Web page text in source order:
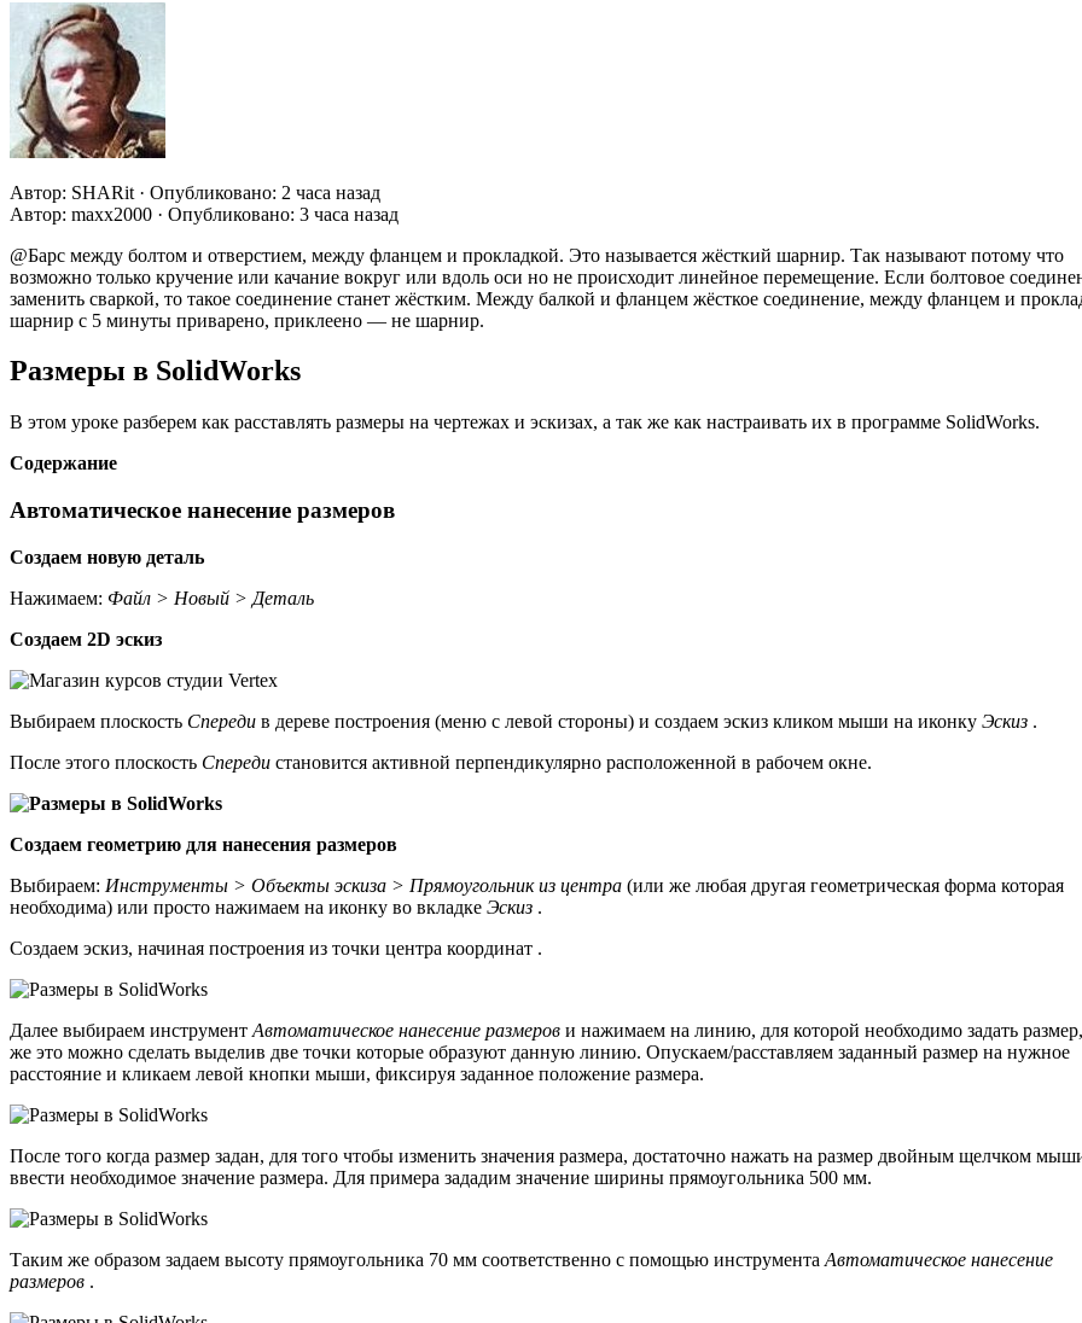
Автор: SHARit · Опубликовано: 2 часа назад
Автор: maxx2000 · Опубликовано: 3 часа назад
@Барс между болтом и отверстием, между фланцем и прокладкой. Это называется жёсткий шарнир. Так называют потому что
возможно только кручение или качание вокруг или вдоль оси но не происходит линейное перемещение. Если болтовое
заменить сваркой, то такое соединение станет жёстким. Между балкой и фланцем жёсткое соединение, между фланцем и
шарнир с 5 минуты приварено, приклеено — не шарнир.
Размеры в SolidWorks
В этом уроке разберем как расставлять размеры на чертежах и эскизах, а так же как настраивать их в программе SolidWorks.
Содержание
Автоматическое нанесение размеров
Создаем новую деталь
Нажимаем: Файл > Новый > Деталь
Создаем 2D эскиз
Выбираем плоскость Спереди в дереве построения (меню с левой стороны) и создаем эскиз кликом мыши на иконку Эскиз .
После этого плоскость Спереди становится активной перпендикулярно расположенной в рабочем окне.
Создаем геометрию для нанесения размеров
Выбираем: Инструменты > Объекты эскиза > Прямоугольник из центра (или же любая другая геометрическая форма которая
необходима) или просто нажимаем на иконку во вкладке Эскиз .
Создаем эскиз, начиная построения из точки центра координат .
Далее выбираем инструмент Автоматическое нанесение размеров и нажимаем на линию, для которой необходимо задать
же это можно сделать выделив две точки которые образуют данную линию. Опускаем/расставляем заданный размер на нужное
расстояние и кликаем левой кнопки мыши, фиксируя заданное положение размера.
После того когда размер задан, для того чтобы изменить значения размера, достаточно нажать на размер двойным щелчком
ввести необходимое значение размера. Для примера зададим значение ширины прямоугольника 500 мм.
Таким же образом задаем высоту прямоугольника 70 мм соответственно с помощью инструмента Автоматическое нанесение
размеров .